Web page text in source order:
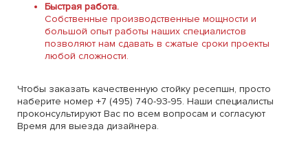
Быстрая работа.
Собственные производственные мощности и
большой опыт работы наших специалистов
позволяют нам сдавать в сжатые сроки проекты
любой сложности.
Чтобы заказать качественную стойку ресепшн, просто
наберите номер +7 (495) 740-93-95. Наши специалисты
проконсультируют Вас по всем вопросам и согласуют
Время для выезда дизайнера.